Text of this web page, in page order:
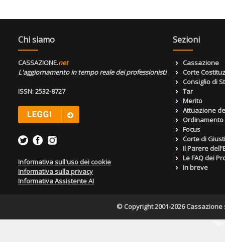
Chi siamo
CASSAZIONE.net
L'aggiornamento in tempo reale dei professionisti
ISSN: 2532-8727
Informativa sull'uso dei cookie
Informativa sulla privacy
Informativa Assistente AI
Sezioni
Cassazione
Corte
Consiglio di
Tar
Merito
Attuazione
Focus
Corte di
Il Parere
Le FAQ dei
In breve
© Copyright 2001-2026 Cassazione